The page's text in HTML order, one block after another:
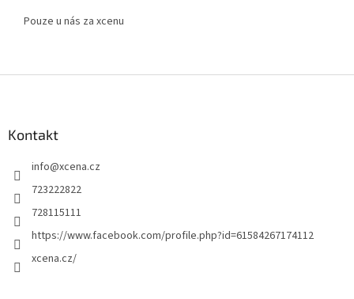
Pouze u nás za xcenu
Kontakt
info@xcena.cz
723222822
728115111
https://www.facebook.com/profile.php?id=61584267174112
xcena.cz/